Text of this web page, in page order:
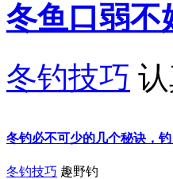
冬鱼口弱不
冬钓技巧
冬钓必不可少的几个秘诀，
冬钓技巧 趣野钓